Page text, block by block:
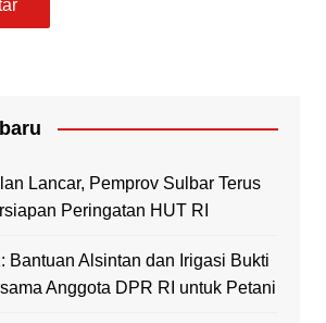
Lancar, Pemprov Sulbar Terus
Peringatan HUT RI
Bantuan Alsintan dan Irigasi Bukti
Anggota DPR RI untuk Petani